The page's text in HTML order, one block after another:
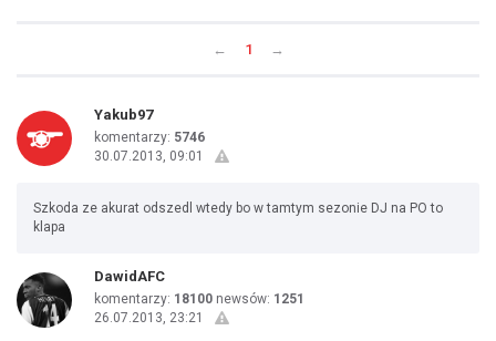
← 1 →
Yakub97
komentarzy: 5746
30.07.2013, 09:01
Szkoda ze akurat odszedl wtedy bo w tamtym sezonie DJ na PO to
klapa
DawidAFC
komentarzy: 18100 newsów: 1251
26.07.2013, 23:21